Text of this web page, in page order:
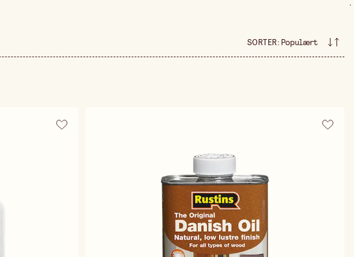
SORTER: Populært